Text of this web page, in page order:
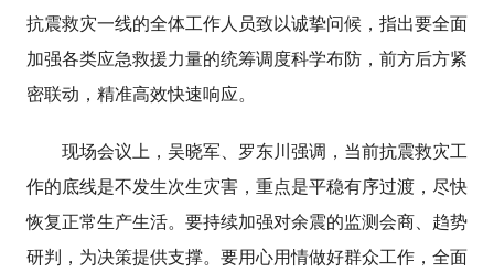
抗震救灾一线的全体工作人员致以诚挚问候，指出要全面
加强各类应急救援力量的统筹调度科学布防，前方后方紧
密联动，精准高效快速响应。
现场会议上，吴晓军、罗东川强调，当前抗震救灾工
作的底线是不发生次生灾害，重点是平稳有序过渡，尽快
恢复正常生产生活。要持续加强对余震的监测会商、趋势
研判，为决策提供支撑。要用心用情做好群众工作，全面